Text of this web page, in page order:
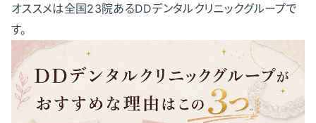
オススメは全国23院あるDDデンタルクリニックグループで
す。